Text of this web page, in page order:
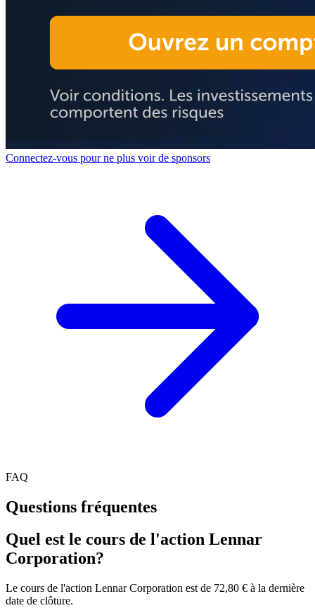
Connectez-vous pour ne plus voir de sponsors
FAQ
Questions fréquentes
Quel est le cours de l'action Lennar
Corporation?
Le cours de l'action Lennar Corporation est de 72,80 € à la dernière
date de clôture.